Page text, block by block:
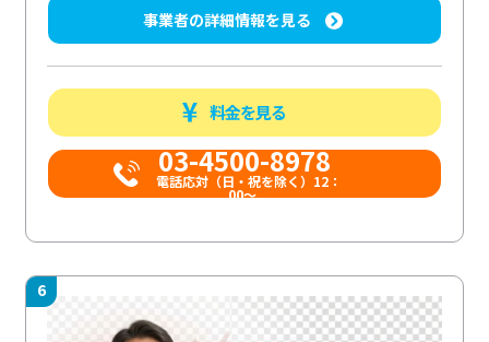
事業者の詳細情報を見る
料金を見る
03-4500-8978
電話応対（日・祝を除く）12：
00～...
6